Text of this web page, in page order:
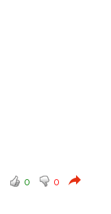
0 0